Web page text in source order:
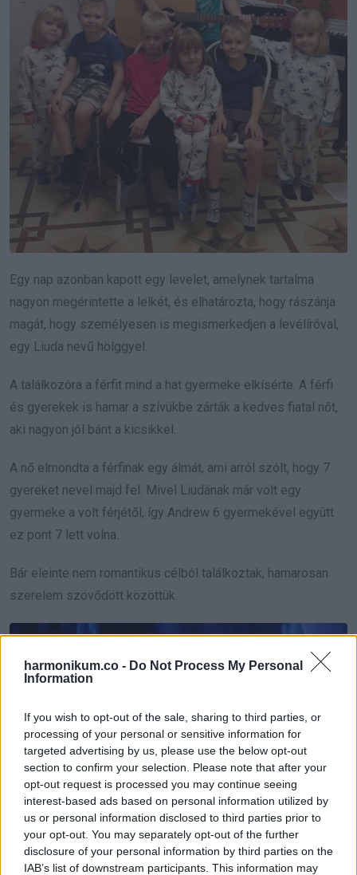
harmonikum.co - Do Not Process My Personal
Information
If you wish to opt-out of the sale, sharing to third parties, or
processing of your personal or sensitive information for
targeted advertising by us, please use the below opt-out
section to confirm your selection. Please note that after your
opt-out request is processed you may continue seeing
interest-based ads based on personal information utilized by
us or personal information disclosed to third parties prior to
your opt-out. You may separately opt-out of the further
disclosure of your personal information by third parties on the
IAB’s list of downstream participants. This information may
Egy nap azonban kapott egy levelet, amelynek tartalma
nagyon megérintette a lelkét, és elhatározta, hogy rászánja
magát, hogy személyesen is megismerkedjen a levélíróval,
egy Liuda nevű hölggyel.
A találkozóra a férfit mind a hat gyermeke elkísérte. A férfi
és gyerekek is hamar a szívükbe zárták a kedves fiatal nőt,
aki nagyon jól bánt a kicsikkel.
A nő elmondta a férfinak egy álmát, ami arról szólt, hogy 7
gyereket nevel majd fel. Mivel Liudának már volt egy
gyermeke a volt férjétől, így Andrew 6 gyermekével együtt
ez pont 7 lett volna.
Bár eleinte nem romantikus célból találkoztak, hamarosan
szerelem szövődött közöttük.